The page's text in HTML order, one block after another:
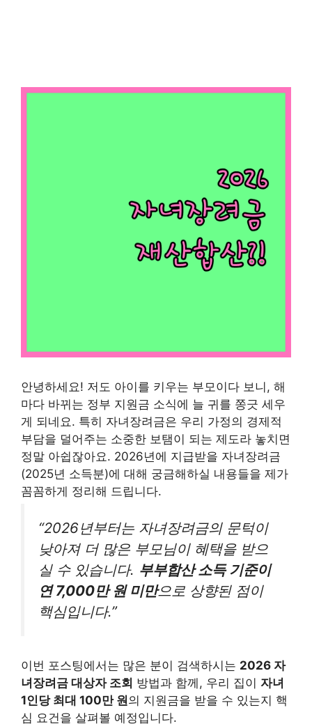
안녕하세요! 저도 아이를 키우는 부모이다 보니, 해
마다 바뀌는 정부 지원금 소식에 늘 귀를 쫑긋 세우
게 되네요. 특히 자녀장려금은 우리 가정의 경제적
부담을 덜어주는 소중한 보탬이 되는 제도라 놓치면
정말 아쉽잖아요. 2026년에 지급받을 자녀장려금
(2025년 소득분)에 대해 궁금해하실 내용들을 제가
꼼꼼하게 정리해 드립니다.
“2026년부터는 자녀장려금의 문턱이
낮아져 더 많은 부모님이 혜택을 받으
실 수 있습니다. 부부합산 소득 기준이
연 7,000만 원 미만으로 상향된 점이
핵심입니다.”
이번 포스팅에서는 많은 분이 검색하시는 2026 자
녀장려금 대상자 조회 방법과 함께, 우리 집이 자녀
1인당 최대 100만 원의 지원금을 받을 수 있는지 핵
심 요건을 살펴볼 예정입니다.